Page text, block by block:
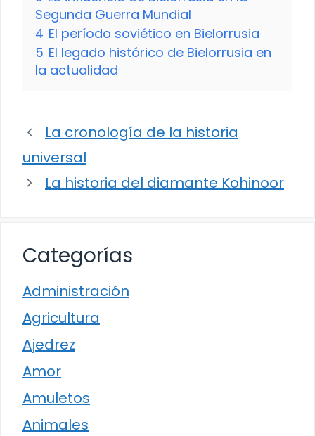
Segunda Guerra Mundial
4 El período soviético en Bielorrusia
5 El legado histórico de Bielorrusia en
la actualidad
La cronología de la historia
universal
La historia del diamante Kohinoor
Categorías
Administración
Agricultura
Ajedrez
Amor
Amuletos
Animales